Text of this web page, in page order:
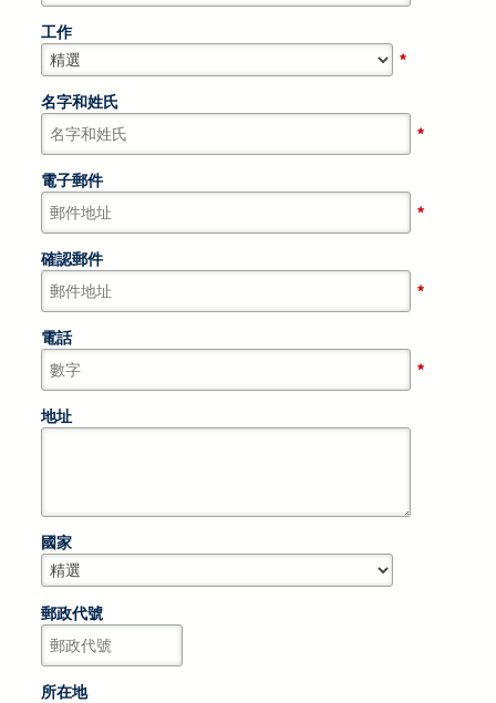
工作
*
名字和姓氏
*
電子郵件
*
確認郵件
*
電話
*
地址
國家
郵政代號
所在地